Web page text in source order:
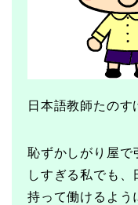
日本語教師たのす
恥ずかしがり屋で
しすぎる私でも
持って働けるよう